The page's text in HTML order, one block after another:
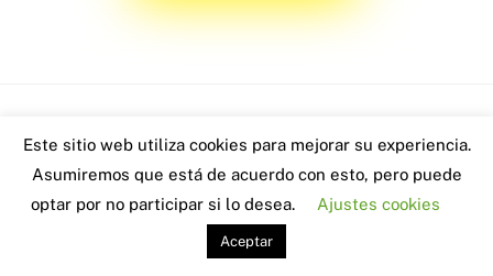
Back
To
Top
www.robertoblach.com - 2026
Este sitio web utiliza cookies para mejorar su experiencia.
Asumiremos que está de acuerdo con esto, pero puede
optar por no participar si lo desea.
Ajustes cookies
Aceptar